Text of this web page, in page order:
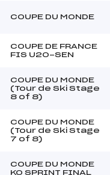
COUPE DU MONDE
COUPE DE FRANCE
FIS U20-SEN
COUPE DU MONDE
(Tour de Ski Stage
8 of 8)
COUPE DU MONDE
(Tour de Ski Stage
7 of 8)
COUPE DU MONDE
KO SPRINT FINAL